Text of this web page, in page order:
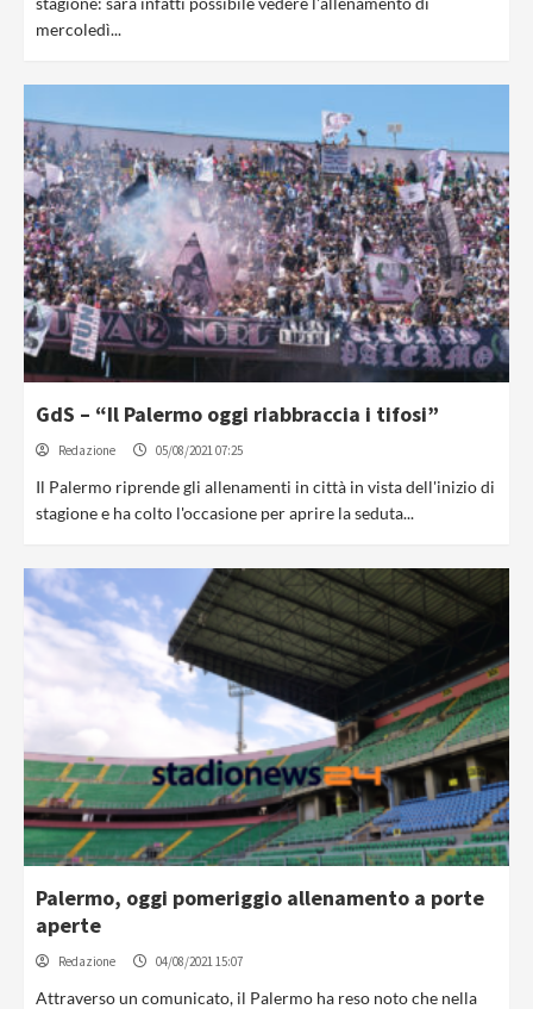
mercoledì...
GdS – “Il Palermo oggi riabbraccia i tifosi”
Redazione 05/08/2021 07:25
Il Palermo riprende gli allenamenti in città in vista dell'inizio di
stagione e ha colto l'occasione per aprire la seduta...
Palermo, oggi pomeriggio allenamento a porte
aperte
Redazione 04/08/2021 15:07
Attraverso un comunicato, il Palermo ha reso noto che nella